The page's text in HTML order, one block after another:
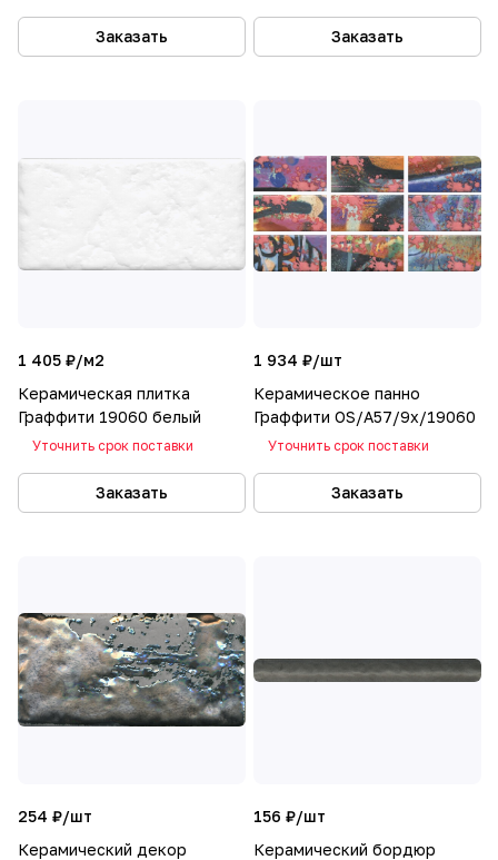
Заказать Заказать
1 405 ₽/м2
Керамическая плитка
Граффити 19060 белый
Уточнить срок поставки
Заказать
1 934 ₽/шт
Керамическое панно
Граффити OS/A57/9x/19060
Уточнить срок поставки
Заказать
254 ₽/шт
Керамический декор
156 ₽/шт
Керамический бордюр